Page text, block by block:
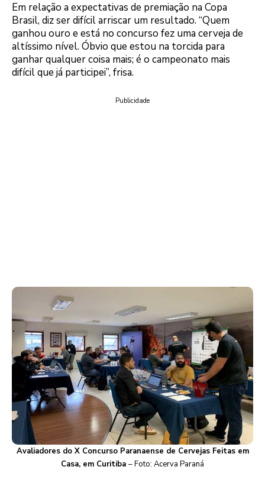
Em relação a expectativas de premiação na Copa
Brasil, diz ser difícil arriscar um resultado. “Quem
ganhou ouro e está no concurso fez uma cerveja de
altíssimo nível. Óbvio que estou na torcida para
ganhar qualquer coisa mais; é o campeonato mais
difícil que já participei”, frisa.
Publicidade
Avaliadores do X Concurso Paranaense de Cervejas Feitas em
Casa, em Curitiba – Foto: Acerva Paraná